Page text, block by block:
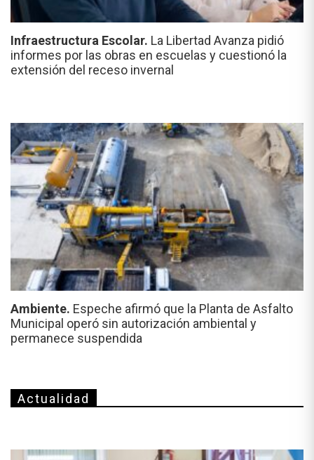
Infraestructura Escolar. La Libertad Avanza pidió
informes por las obras en escuelas y cuestionó la
extensión del receso invernal
Ambiente. Espeche afirmó que la Planta de Asfalto
Municipal operó sin autorización ambiental y
permanece suspendida
Actualidad